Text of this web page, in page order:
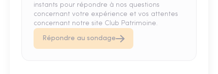
instants pour répondre à nos questions
concernant votre expérience et vos attentes
concernant notre site Club Patrimoine.
Répondre au sondage